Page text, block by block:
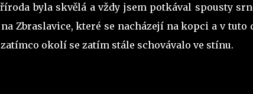
byla skvělá a vždy jsem potkával spousty
Zbraslavice, které se nacházejí na kopci a v tuto
okolí se zatím stále schovávalo ve stínu.